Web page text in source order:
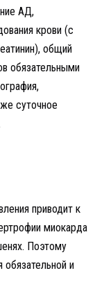
АД,
крови (с
общий
обязательными
суточное
приводит к
миокарда
Поэтому
обязательной и